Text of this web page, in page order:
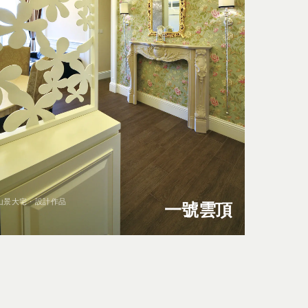
景大宅 · 設計作品 一號雲頂